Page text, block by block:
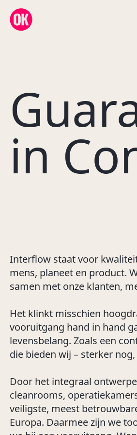
OK Creative Agency
in
Interflow staat voor
mens, planeet en product.
samen met onze klanten,
Het klinkt misschien
vooruitgang hand in hand
levensbelang. Zoals een
die bieden wij – sterker
Door het integraal
cleanrooms,
veiligste, meest
Europa. Daarmee zijn we